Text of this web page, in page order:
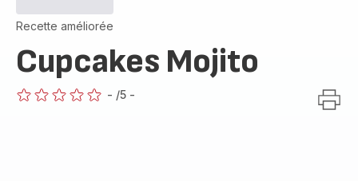
Recette améliorée
Cupcakes Mojito
- /5 -